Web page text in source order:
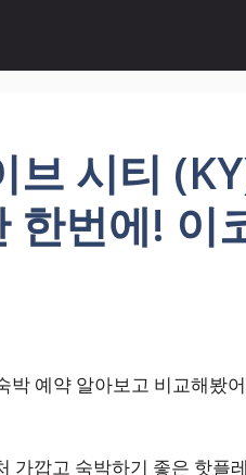
브 시티
한번에! 이
박 예약 알아보고 비교해봤
가깝고 숙박하기 좋은 핫플